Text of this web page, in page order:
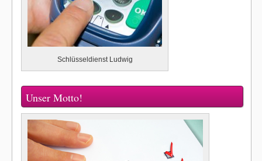
Schlüsseldienst Ludwig
Unser Motto!